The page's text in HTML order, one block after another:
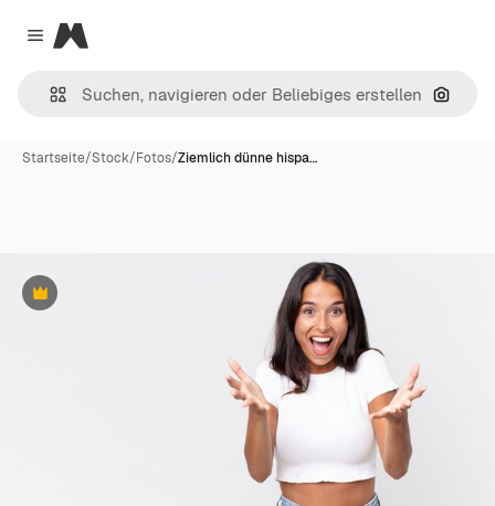
Close menu
Magnific
Nach
Startseite/Stock/Fotos/Ziemlich dünne hispa…
Premium